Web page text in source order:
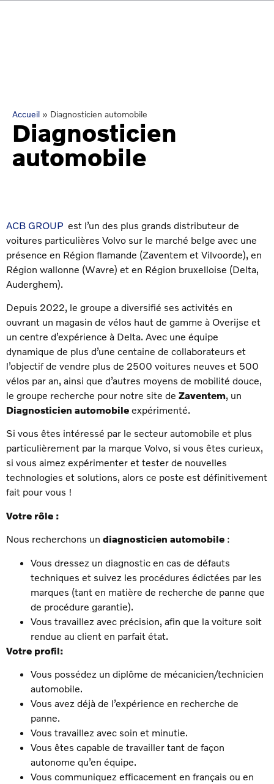
Accueil » Diagnosticien automobile
Diagnosticien
automobile
ACB GROUP est l’un des plus grands distributeur de
voitures particulières Volvo sur le marché belge avec une
présence en Région flamande (Zaventem et Vilvoorde), en
Région wallonne (Wavre) et en Région bruxelloise (Delta,
Auderghem).
Depuis 2022, le groupe a diversifié ses activités en
ouvrant un magasin de vélos haut de gamme à Overijse et
un centre d’expérience à Delta. Avec une équipe
dynamique de plus d’une centaine de collaborateurs et
l’objectif de vendre plus de 2500 voitures neuves et 500
vélos par an, ainsi que d’autres moyens de mobilité douce,
le groupe recherche pour notre site de Zaventem, un
Diagnosticien automobile expérimenté.
Si vous êtes intéressé par le secteur automobile et plus
particulièrement par la marque Volvo, si vous êtes curieux,
si vous aimez expérimenter et tester de nouvelles
technologies et solutions, alors ce poste est définitivement
fait pour vous !
Votre rôle :
Nous recherchons un diagnosticien automobile :
Vous dressez un diagnostic en cas de défauts
techniques et suivez les procédures édictées par les
marques (tant en matière de recherche de panne que
de procédure garantie).
Vous travaillez avec précision, afin que la voiture soit
rendue au client en parfait état.
Votre profil:
Vous possédez un diplôme de mécanicien/technicien
automobile.
Vous avez déjà de l’expérience en recherche de
panne.
Vous travaillez avec soin et minutie.
Vous êtes capable de travailler tant de façon
autonome qu’en équipe.
Vous communiquez efficacement en français ou en